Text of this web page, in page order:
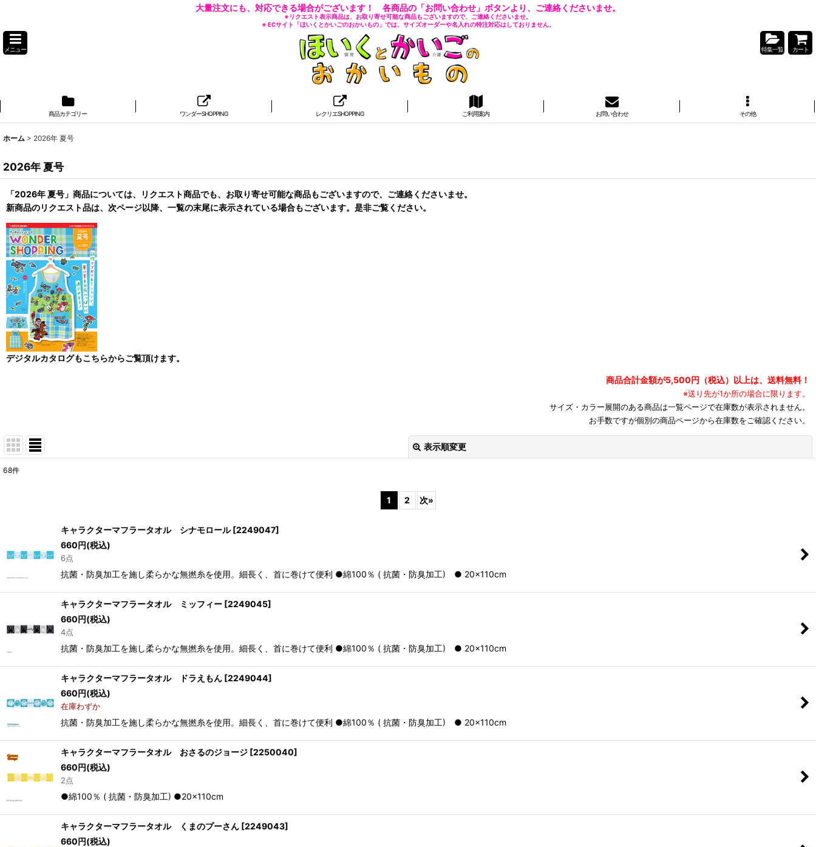
大量注文にも、対応できる場合がございます！ 各商品の「お問い合わせ」ボタンより、ご連絡くださいませ。
※リクエスト表示商品は、お取り寄せ可能な商品もございますので、ご連絡くださいませ。
※ ECサイト「ほいくとかいごのおかいもの」では、サイズオーダーや名入れの特注対応はしておりません。
メニュー 特集一覧 カート
商品カテゴリー ワンダーSHOPPING レクリエSHOPPING ご利用案内 お問い合わせ その他
ホーム > 2026年 夏号
2026年 夏号
「2026年 夏号」商品については、リクエスト商品でも、お取り寄せ可能な商品もございますので、ご連絡くださいませ。
新商品のリクエスト品は、次ページ以降、一覧の末尾に表示されている場合もございます。是非ご覧ください。
デジタルカタログもこちらからご覧頂けます。
商品合計金額が5,500円（税込）以上は、送料無料！
※送り先が1か所の場合に限ります。
サイズ・カラー展開のある商品は一覧ページで在庫数が表示されません。
お手数ですが個別の商品ページから在庫数をご確認ください。
表示順変更
68件
1 2 次»
キャラクターマフラータオル シナモロール[2249047]
660円(税込)
6点
抗菌・防臭加工を施し柔らかな無撚糸を使用。細長く、首に巻けて便利 ●綿100％ ( 抗菌・防臭加工) ● 20×110cm
キャラクターマフラータオル ミッフィー [2249045]
660円(税込)
4点
抗菌・防臭加工を施し柔らかな無撚糸を使用。細長く、首に巻けて便利 ●綿100％ ( 抗菌・防臭加工) ● 20×110cm
キャラクターマフラータオル ドラえもん [2249044]
660円(税込)
在庫わずか
抗菌・防臭加工を施し柔らかな無撚糸を使用。細長く、首に巻けて便利 ●綿100％ ( 抗菌・防臭加工) ● 20×110cm
キャラクターマフラータオル おさるのジョージ [2250040]
660円(税込)
2点
●綿100％ ( 抗菌・防臭加工) ●20×110cm
キャラクターマフラータオル くまのプーさん [2249043]
660円(税込)